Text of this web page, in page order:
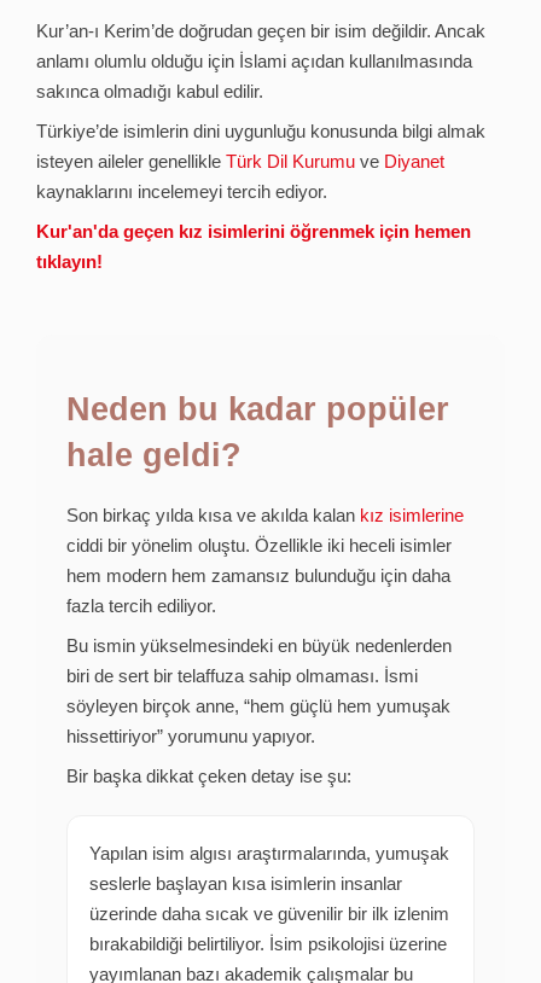
Kur’an-ı Kerim’de doğrudan geçen bir isim değildir. Ancak
anlamı olumlu olduğu için İslami açıdan kullanılmasında
sakınca olmadığı kabul edilir.
Türkiye’de isimlerin dini uygunluğu konusunda bilgi almak
isteyen aileler genellikle Türk Dil Kurumu ve Diyanet
kaynaklarını incelemeyi tercih ediyor.
Kur'an'da geçen kız isimlerini öğrenmek için hemen
tıklayın!
Neden bu kadar popüler
hale geldi?
Son birkaç yılda kısa ve akılda kalan kız isimlerine
ciddi bir yönelim oluştu. Özellikle iki heceli isimler
hem modern hem zamansız bulunduğu için daha
fazla tercih ediliyor.
Bu ismin yükselmesindeki en büyük nedenlerden
biri de sert bir telaffuza sahip olmaması. İsmi
söyleyen birçok anne, “hem güçlü hem yumuşak
hissettiriyor” yorumunu yapıyor.
Bir başka dikkat çeken detay ise şu:
Yapılan isim algısı araştırmalarında, yumuşak
seslerle başlayan kısa isimlerin insanlar
üzerinde daha sıcak ve güvenilir bir ilk izlenim
bırakabildiği belirtiliyor. İsim psikolojisi üzerine
yayımlanan bazı akademik çalışmalar bu